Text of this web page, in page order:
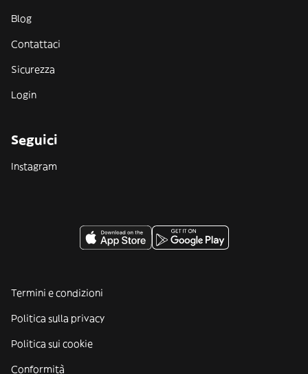
Blog
Contattaci
Sicurezza
Login
Seguici
Instagram
Termini e condizioni
Politica sulla privacy
Politica sui cookie
Conformità